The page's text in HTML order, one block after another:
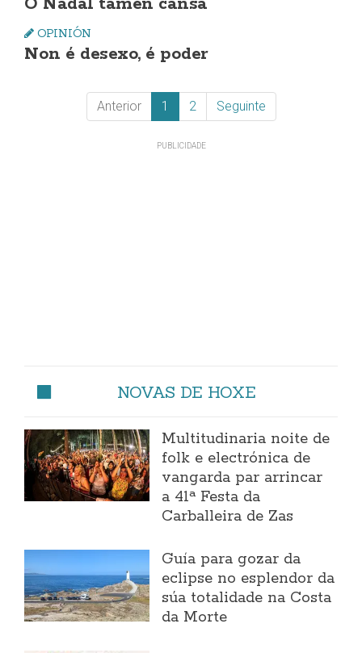
OPINIÓN
Non é desexo, é poder
Anterior 1 2 Seguinte
NOVAS DE HOXE
Multitudinaria noite de
folk e electrónica de
vangarda par arrincar
a 41ª Festa da
Carballeira de Zas
Guía para gozar da
eclipse no esplendor da
súa totalidade na Costa
da Morte